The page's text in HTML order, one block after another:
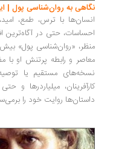
به روان‌شناسی پول | ایما
با ترس، طمع، امید،
حتی در آگاه‌ترین افراد،
«روان‌شناسی پول» بیش از آنکه
و رابطه پرتنش او با مفهوم
مستقیم یا توصیه‌های
میلیاردرها و حتی
روایت خود را برمی‌سازد و